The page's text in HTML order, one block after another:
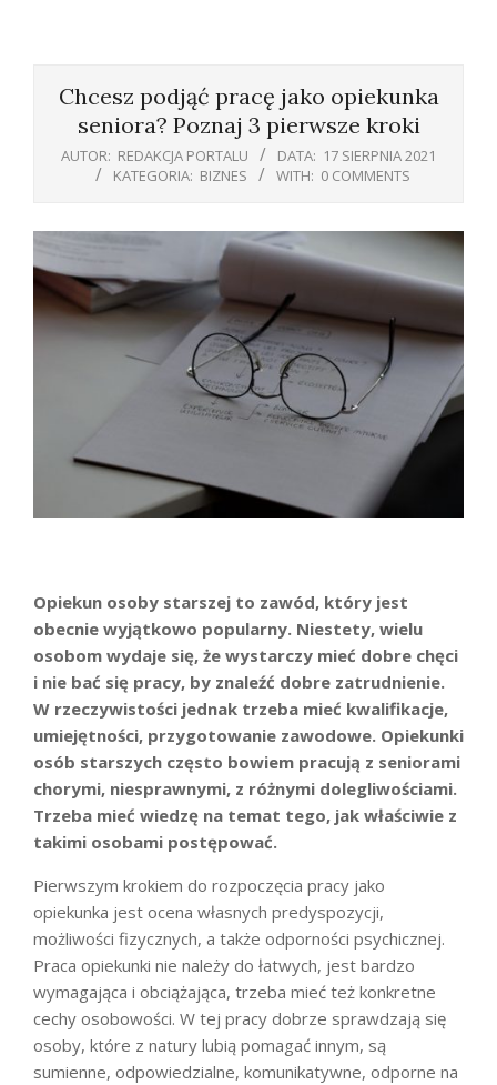
Chcesz podjąć pracę jako opiekunka
seniora? Poznaj 3 pierwsze kroki
AUTOR: REDAKCJA PORTALU DATA: 17 SIERPNIA 2021
KATEGORIA: BIZNES WITH: 0 COMMENTS
Opiekun osoby starszej to zawód, który jest
obecnie wyjątkowo popularny. Niestety, wielu
osobom wydaje się, że wystarczy mieć dobre chęci
i nie bać się pracy, by znaleźć dobre zatrudnienie.
W rzeczywistości jednak trzeba mieć kwalifikacje,
umiejętności, przygotowanie zawodowe. Opiekunki
osób starszych często bowiem pracują z seniorami
chorymi, niesprawnymi, z różnymi dolegliwościami.
Trzeba mieć wiedzę na temat tego, jak właściwie z
takimi osobami postępować.
Pierwszym krokiem do rozpoczęcia pracy jako
opiekunka jest ocena własnych predyspozycji,
możliwości fizycznych, a także odporności psychicznej.
Praca opiekunki nie należy do łatwych, jest bardzo
wymagająca i obciążająca, trzeba mieć też konkretne
cechy osobowości. W tej pracy dobrze sprawdzają się
osoby, które z natury lubią pomagać innym, są
sumienne, odpowiedzialne, komunikatywne, odporne na